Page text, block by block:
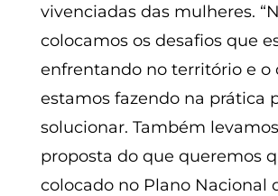
vivenciadas das mulheres.
colocamos os desafios que
enfrentando no território e o
estamos fazendo na prática
solucionar. Também
proposta do que queremos
colocado no Plano Nacional